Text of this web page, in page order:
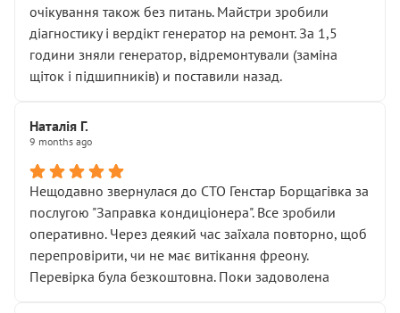
очікування також без питань. Майстри зробили
діагностику і вердікт генератор на ремонт. За 1,5
години зняли генератор, відремонтували (заміна
щіток і підшипників) и поставили назад.
Наталія Г.
9 months ago
Нещодавно звернулася до СТО Генстар Борщагівка за
послугою "Заправка кондиціонера". Все зробили
оперативно. Через деякий час заїхала повторно, щоб
перепровірити, чи не має витікання фреону.
Перевірка була безкоштовна. Поки задоволена